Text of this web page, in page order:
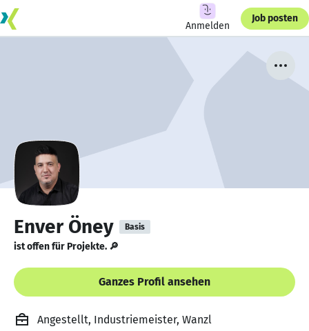
Anmelden
Job posten
Enver Öney Basis
ist offen für Projekte. 🔎
Ganzes Profil ansehen
Angestellt, Industriemeister, Wanzl